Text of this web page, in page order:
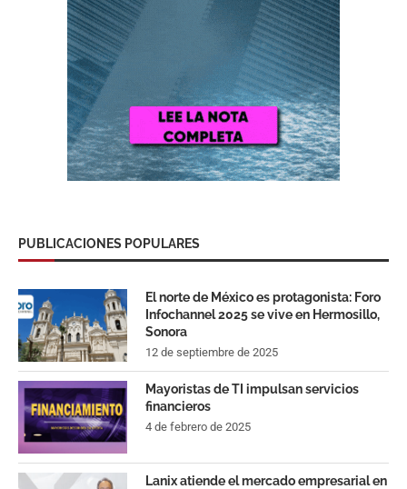
PUBLICACIONES POPULARES
El norte de México es protagonista: Foro
Infochannel 2025 se vive en Hermosillo,
Sonora
12 de septiembre de 2025
Mayoristas de TI impulsan servicios
financieros
4 de febrero de 2025
Lanix atiende el mercado empresarial en